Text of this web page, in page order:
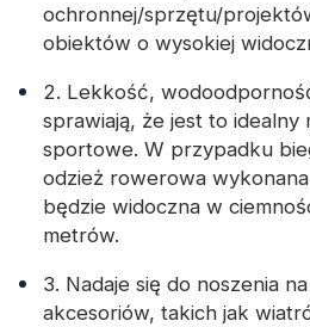
ochronnej/sprzętu/
obiektów o wysokiej
2. Lekkość,
sprawiają, że jest to idealny
sportowe. W przypadku
odzież rowerowa
będzie widoczna w
metrów.
3. Nadaje się do noszenia
akcesoriów, takich jak